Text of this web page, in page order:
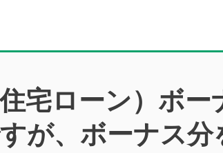
住宅ローン）ボ
が、ボーナス分